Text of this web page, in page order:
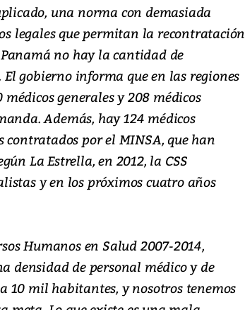
una norma con demasiada
legales que permitan la recontratación
no hay la cantidad de
gobierno informa que en las regiones
generales y 208 médicos
Además, hay 124 médicos
contratados por el MINSA, que han
La Estrella, en 2012, la CSS
y en los próximos cuatro años
Humanos en Salud 2007-2014,
densidad de personal médico y de
10 mil habitantes, y nosotros tenemos